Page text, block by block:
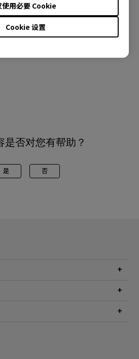
Cookie 设置
使用必要 Cookie
是否对您有帮助？
是 否